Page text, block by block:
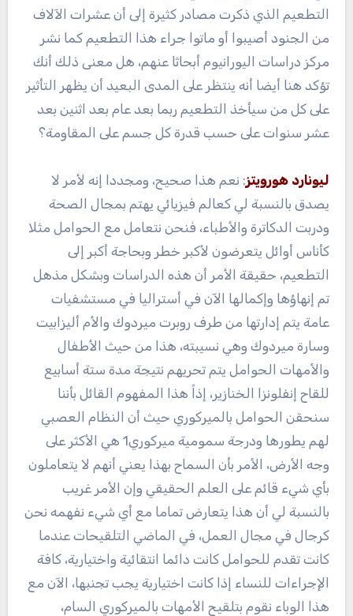
التطعيم الذي ذكرت مصادر كثيرة إلى أن عشرات الآلاف
من الجنود أصيبوا أو ماتوا جراء هذا التطعيم كما نشر
مركز دراسات اليورانيوم أبحاثا عنهم، هل معنى ذلك أنك
تؤكد هنا أيضا أنه ينتظر على المدى البعيد أن يظهر التأثير
على كل من سيأخذ التطعيم ربما بعد عام بعد اثنين بعد
عشر سنوات على حسب قدرة كل جسم على المقاومة؟
ليونارد هورويتز: نعم هذا صحيح، ومجددا إنه لأمر لا
يصدق بالنسبة لي كعالم فيزيائي يهتم بمجال الصحة
ودربت الدكاترة والأطباء، فنحن نتعامل مع الحوامل مثلا
كأناس أوائل يتعرضون لأكبر خطر وبحاجة أكبر إلى
التطعيم، حقيقة الأمر أن هذه الدراسات وبشكل مذهل
تم إنهاؤها وإكمالها الآن في أستراليا في مستشفيات
عامة يتم إدارتها من طرف روبرت ميردوك والأم أليزابيت
وسارة ميردوك وهي نسيبته، هذا من حيث الأطفال
والأمهات الحوامل يتم تحريهم نتيجة مدة ستة أسابيع
للقاح إنفلونزا الخنازير، إذاً هذا المفهوم القائل بأننا
سنحقن الحوامل بالميركوري حيث أن النظام العصبي
لهم يطورها ودرجة سمومية ميركوري1 هي الأكثر على
وجه الأرض، الأمر بأن السماح بهذا يعني أنهم لا يتعاملون
بأي شيء قائم على العلم الحقيقي وإن الأمر غريب
بالنسبة لي أن هذا يتعارض تماما مع أي شيء نفهمه نحن
كرجال في مجال العمل، في الماضي التلقيحات عندما
كانت تقدم للحوامل كانت دائما انتقائية واختيارية، كافة
الإجراءات للنساء إذا كانت اختيارية يجب تجنبها، الآن مع
هذا الوباء نقوم بتلقيح الأمهات بالميركوري السام،